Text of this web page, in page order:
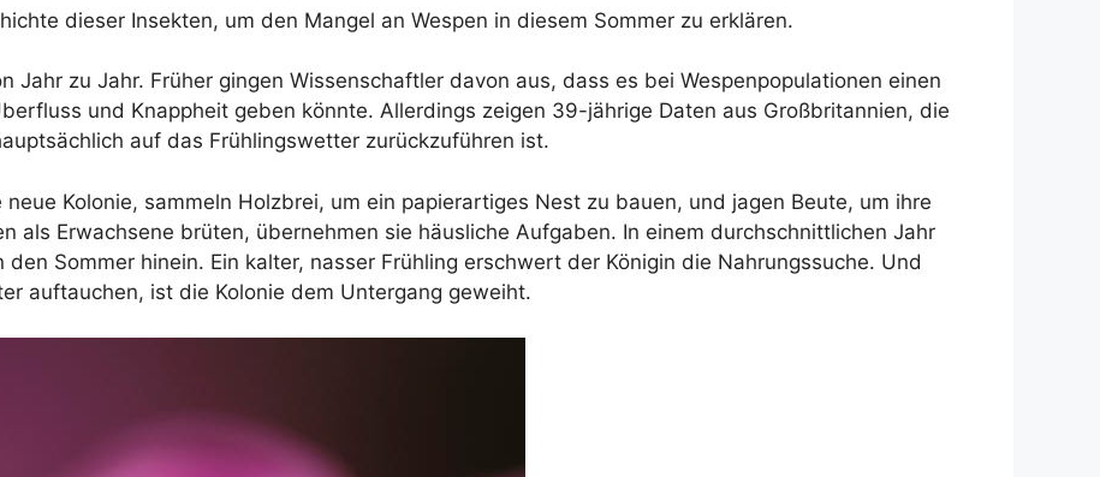
dieser Insekten, um den Mangel an Wespen in diesem Sommer zu erklären.
Jahr zu Jahr. Früher gingen Wissenschaftler davon aus, dass es bei Wespenpopulationen einen
und Knappheit geben könnte. Allerdings zeigen 39-jährige Daten aus Großbritannien, die
auf das Frühlingswetter zurückzuführen ist.
Kolonie, sammeln Holzbrei, um ein papierartiges Nest zu bauen, und jagen Beute, um ihre
als Erwachsene brüten, übernehmen sie häusliche Aufgaben. In einem durchschnittlichen Jahr
Sommer hinein. Ein kalter, nasser Frühling erschwert der Königin die Nahrungssuche. Und
auftauchen, ist die Kolonie dem Untergang geweiht.